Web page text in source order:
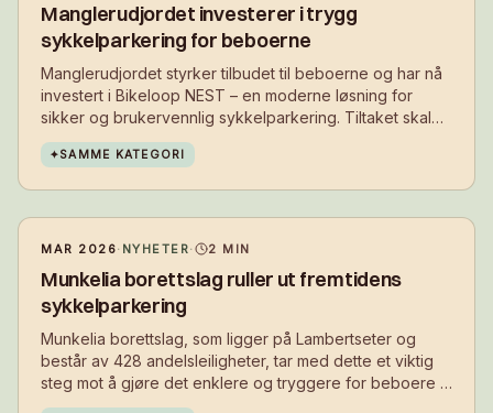
Manglerudjordet investerer i trygg
sykkelparkering for beboerne
Manglerudjordet styrker tilbudet til beboerne og har nå
investert i Bikeloop NEST – en moderne løsning for
sikker og brukervennlig sykkelparkering. Tiltaket skal
gjøre det enklere å velge sykkel i hverdagen, samtidig
som det bidrar til et ryddigere og mer attraktivt bomiljø.
✦SAMME KATEGORI
MAR 2026· NYHETER· 2 MIN
Munkelia borettslag ruller ut fremtidens
sykkelparkering
Munkelia borettslag, som ligger på Lambertseter og
består av 428 andelsleiligheter, tar med dette et viktig
steg mot å gjøre det enklere og tryggere for beboere å
velge sykkelen i hverdagen.